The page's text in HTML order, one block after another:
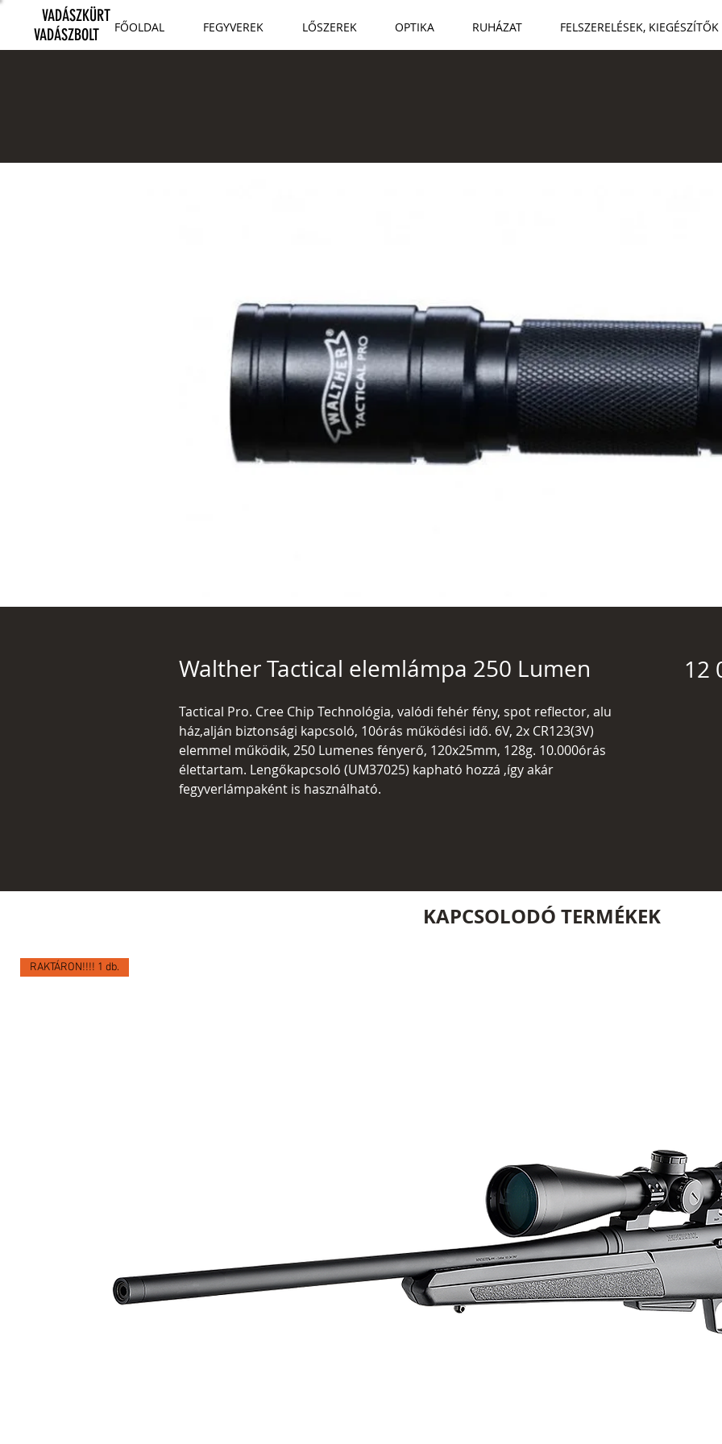
FŐOLDAL FEGYVEREK LŐSZEREK OPTIKA RUHÁZAT FELSZERELÉSEK, KIEGÉSZÍTŐK
VADÁSZKÜRT
VADÁSZBOLT
Walther Tactical elemlámpa 250 Lumen
Tactical Pro. Cree Chip Technológia, valódi fehér fény, spot reflector, alu
ház,alján biztonsági kapcsoló, 10órás működési idő. 6V, 2x CR123(3V)
elemmel működik, 250 Lumenes fényerő, 120x25mm, 128g. 10.000órás
élettartam. Lengőkapcsoló (UM37025) kapható hozzá ,így akár
fegyverlámpaként is használható.
12
KAPCSOLODÓ TERMÉKEK
RAKTÁRON!!!! 1 db.